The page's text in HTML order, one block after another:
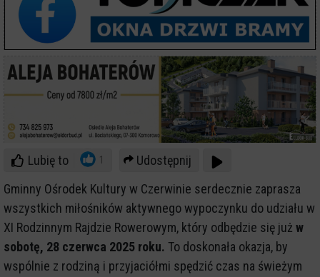
Lubię to 1
Udostępnij
Gminny Ośrodek Kultury w Czerwinie serdecznie zaprasza
wszystkich miłośników aktywnego wypoczynku do udziału w
XI Rodzinnym Rajdzie Rowerowym, który odbędzie się już w
sobotę, 28 czerwca 2025 roku. To doskonała okazja, by
wspólnie z rodziną i przyjaciółmi spędzić czas na świeżym